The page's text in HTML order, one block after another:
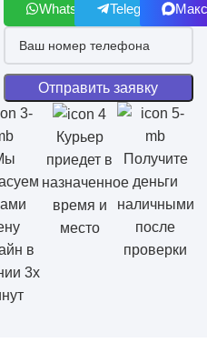
WhatsApp Telegram
в
3х
Курьер
приедет в
назначенное
время и
место
Получите
деньги
наличными
после
проверки